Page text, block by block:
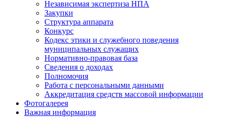
Независимая экспертиза НПА
Закупки
Структура аппарата
Конкурс
Кодекс этики и служебного поведения
муниципальных служащих
Нормативно-правовая база
Сведения о доходах
Полномочия
Работа с персональными данными
Аккредитация средств массовой информации
Фотогалерея
Важная информация